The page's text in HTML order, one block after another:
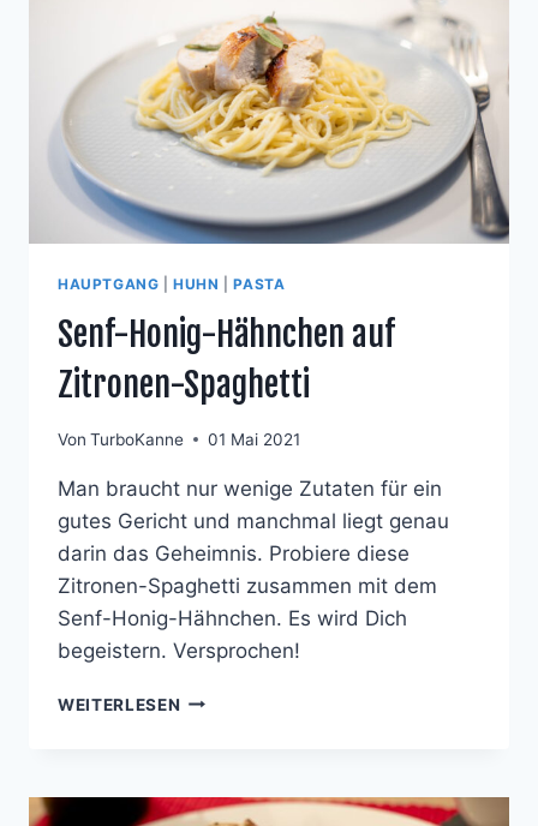
ND K
NOBLAUCH-B
ALSAMICO-B
ROKKOLI
HAUPTGANG |HUHN |PASTA
Senf-Honig-Hähnchen auf
Zitronen-Spaghetti
Von TurboKanne 01 Mai 2021
Man braucht nur wenige Zutaten für ein
gutes Gericht und manchmal liegt genau
darin das Geheimnis. Probiere diese
Zitronen-Spaghetti zusammen mit dem
Senf-Honig-Hähnchen. Es wird Dich
begeistern. Versprochen!
WEITERLESEN SENF-
ZITRONEN-